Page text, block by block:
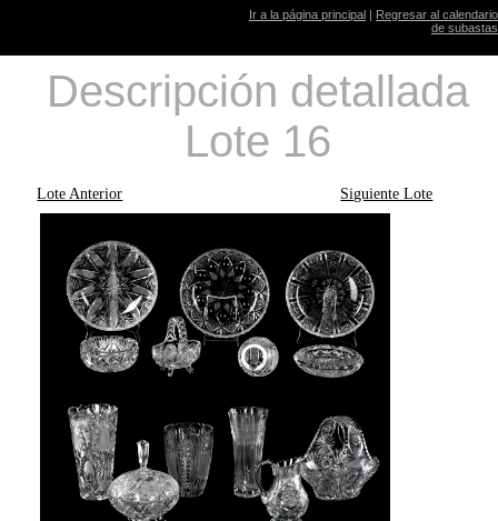
Ir a la página principal | Regresar al calendario
de subastas
Descripción detallada
Lote 16
Lote Anterior Siguiente Lote